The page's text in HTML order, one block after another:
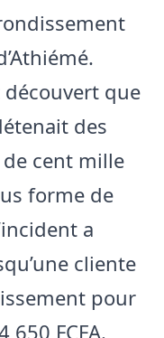
découvert que
des
cent mille
forme de
a
cliente
pour
FCFA.